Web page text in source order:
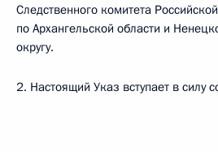
Следственного комитета
по Архангельской области и
округу.
2. Настоящий Указ вступает в силу